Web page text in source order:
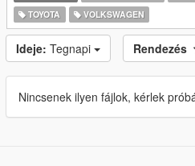
TOYOTA
VOLKSWAGEN
Ideje: Tegnapi Rendezés
Nincsenek ilyen fájlok, kérlek